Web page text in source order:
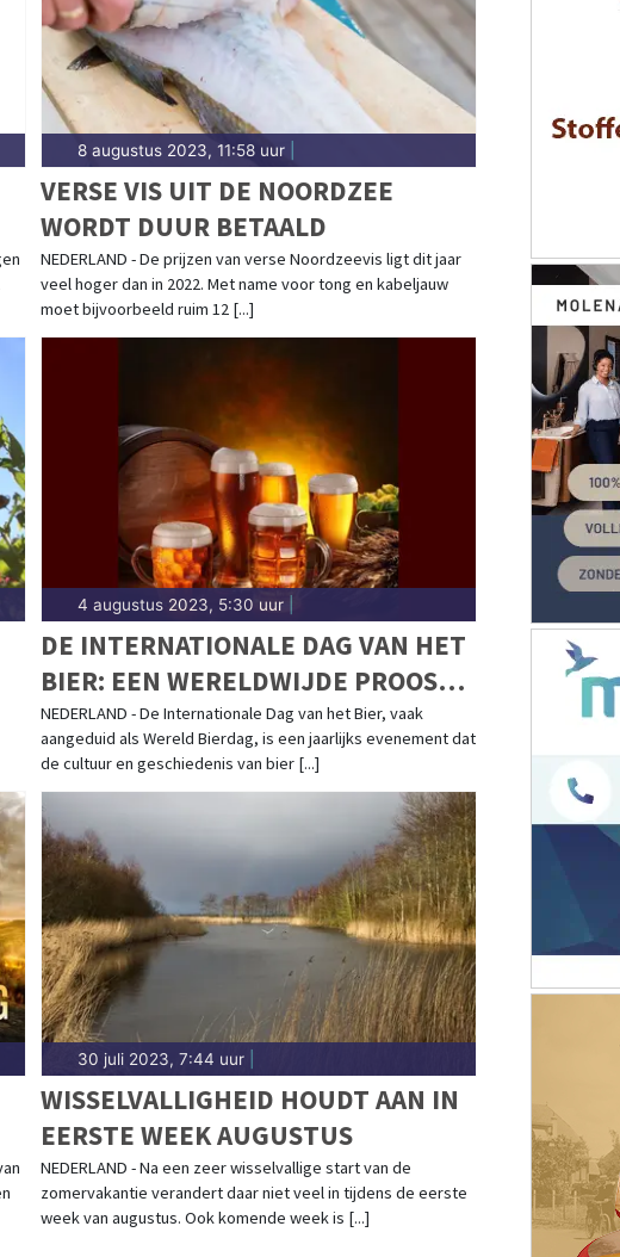
8 augustus 2023, 11:58 uur|
VERSE VIS UIT DE NOORDZEE
WORDT DUUR BETAALD
NEDERLAND - De prijzen van verse Noordzeevis ligt dit jaar
veel hoger dan in 2022. Met name voor tong en kabeljauw
moet bijvoorbeeld ruim 12 [...]
4 augustus 2023, 5:30 uur|
DE INTERNATIONALE DAG VAN HET
BIER: EEN WERELDWIJDE PROOST
OP EEN OUDE TRADITIE
NEDERLAND - De Internationale Dag van het Bier, vaak
aangeduid als Wereld Bierdag, is een jaarlijks evenement dat
de cultuur en geschiedenis van bier [...]
30 juli 2023, 7:44 uur|
WISSELVALLIGHEID HOUDT AAN IN
EERSTE WEEK AUGUSTUS
NEDERLAND - Na een zeer wisselvallige start van de
zomervakantie verandert daar niet veel in tijdens de eerste
week van augustus. Ook komende week is [...]